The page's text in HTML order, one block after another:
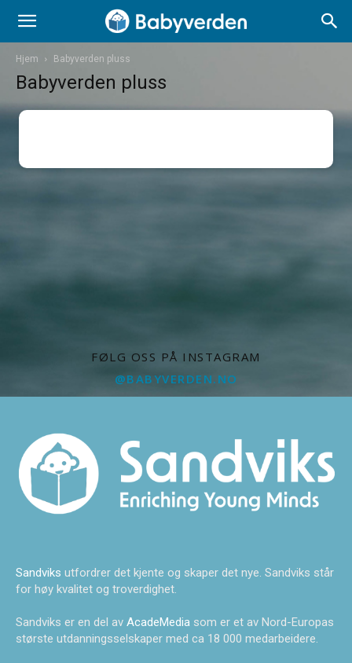
Hjem Babyverden pluss
Babyverden pluss
FØLG OSS PÅ INSTAGRAM
@BABYVERDEN.NO
Sandviks utfordrer det kjente og skaper det nye. Sandviks står
for høy kvalitet og troverdighet.
Sandviks er en del av AcadeMedia som er et av Nord-Europas
største utdanningsselskaper med ca 18 000 medarbeidere.